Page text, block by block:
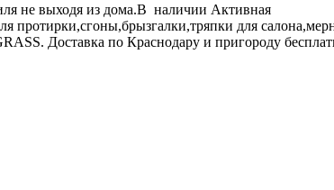
не выходя из дома.В наличии Активная
протирки,сгоны,брызгалки,тряпки для
Доставка по Краснодару и пригороду